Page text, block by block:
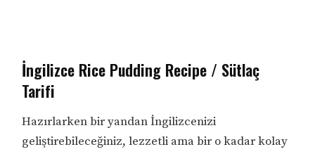
İngilizce Rice Pudding Recipe / Sütlaç
Tarifi
Hazırlarken bir yandan İngilizcenizi
geliştirebileceğiniz, lezzetli ama bir o kadar kolay